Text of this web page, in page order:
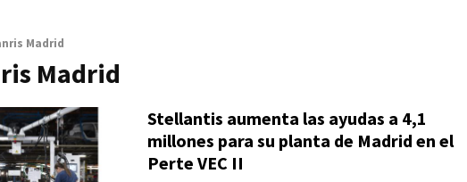
Madrid
Madrid
Stellantis aumenta las ayudas a 4,1
millones para su planta de Madrid en el
Perte VEC II